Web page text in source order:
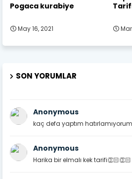
Pogaca kurabiye
May 16, 2021
SON YORUMLAR
Anonymous
kaç defa yaptım
Anonymous
Harika bir elmalı kek tarifi👏🏻👏🏻